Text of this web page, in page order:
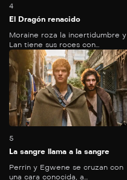
4
El Dragón renacido
Moraine roza la incertidumbre y
Lan tiene sus roces con...
5
La sangre llama a la sangre
Perrin y Egwene se cruzan con
una cara conocida, a...